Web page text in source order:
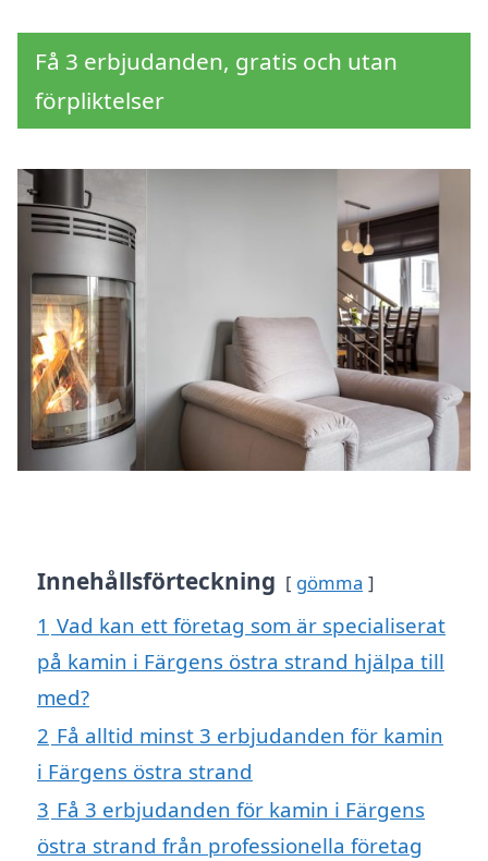
Få 3 erbjudanden, gratis och utan
förpliktelser
Innehållsförteckning gömma
1 Vad kan ett företag som är specialiserat
på kamin i Färgens östra strand hjälpa till
med?
2 Få alltid minst 3 erbjudanden för kamin
i Färgens östra strand
3 Få 3 erbjudanden för kamin i Färgens
östra strand från professionella företag